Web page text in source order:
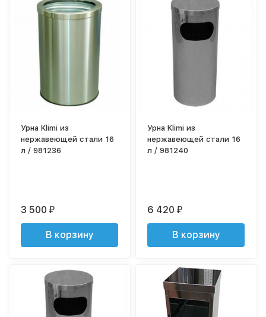
Урна Klimi из
нержавеющей стали 16
л / 981236
3 500₽
В корзину
Урна Klimi из
нержавеющей стали 16
л / 981240
6 420₽
В корзину